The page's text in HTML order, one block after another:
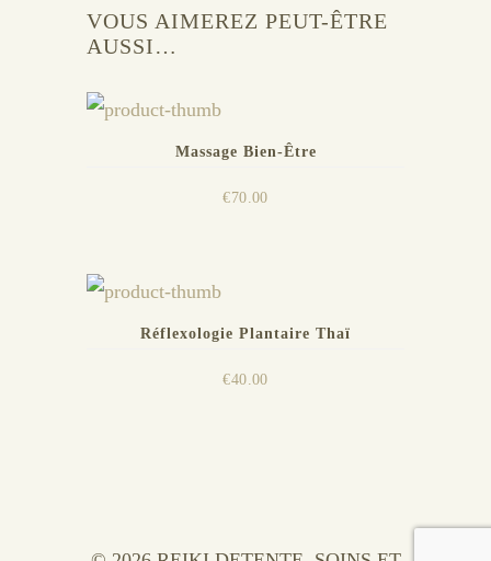
VOUS AIMEREZ PEUT-ÊTRE
AUSSI…
Massage Bien-Être
€70.00
Réflexologie Plantaire Thaï
€40.00